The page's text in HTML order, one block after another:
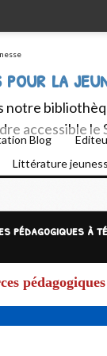
pour la
notre
accessible le
Blog
Littérature
pédagogiques à